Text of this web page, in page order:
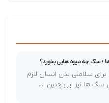
؛ سگ چه میوه هایی بخورد؟
سلامتی بدن انسان لازم
ها نیز این چنین ا...